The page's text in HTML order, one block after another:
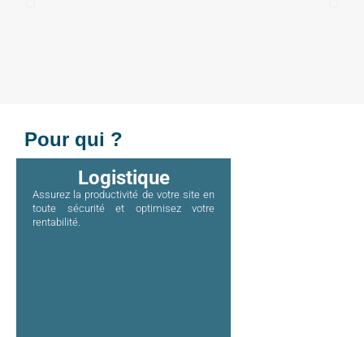
Pour qui ?
Logistique
Assurez la productivité de votre site en
toute sécurité et optimisez votre
rentabilité.